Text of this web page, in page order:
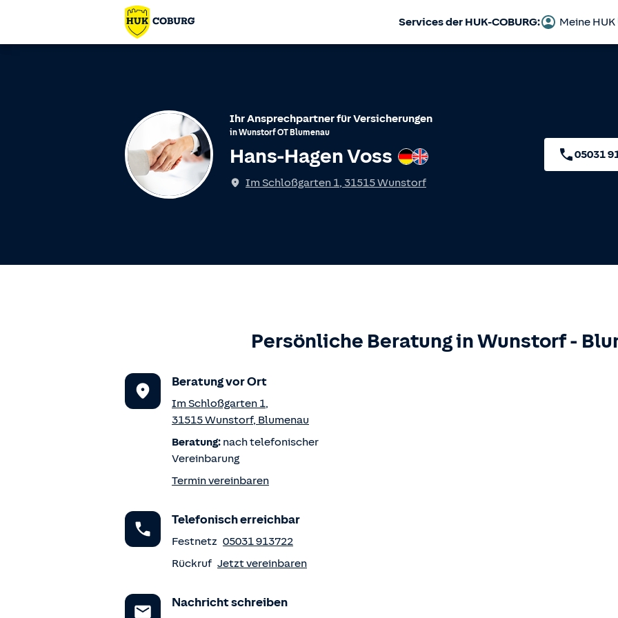
Services der HUK-COBURG: Meine HUK
Ihr Ansprechpartner für Versicherungen
inWunstorfOT Blumenau
Hans-Hagen Voss
Spricht Deutsch
Englisch
Im Schloßgarten 1, 31515Wunstorf
05031
Persönliche Beratung inWunstorf -
Beratung vor Ort
Im Schloßgarten 1,
31515Wunstorf, Blumenau
Beratung: nach telefonischer
Vereinbarung
Termin vereinbaren
Telefonisch erreichbar
Festnetz 05031 913722
Rückruf Jetzt vereinbaren
Nachricht schreiben